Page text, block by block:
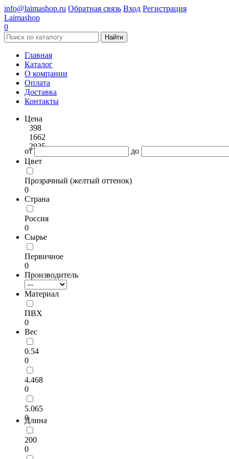
info@laimashop.ru Обратная связь Вход Регистрация
Laimashop
0
Найти
Главная
Каталог
О компании
Оплата
Доставка
Контакты
Цена
398
1662
2925
от
до
Цвет
Прозрачный (желтый оттенок)
0
Страна
Россия
0
Сырье
Первичное
0
Производитель
Материал
ПВХ
0
Вес
0.54
0
4.468
0
5.065
0
Длина
200
0